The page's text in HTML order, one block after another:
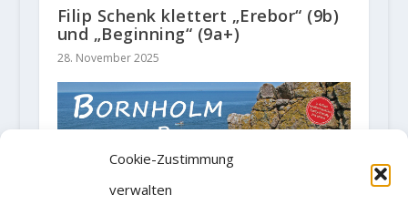
Cookie-Zustimmung
verwalten
Filip Schenk klettert „Erebor“ (9b)
und „Beginning“ (9a+)
28. November 2025